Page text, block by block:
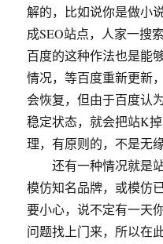
解的，比如说你是做小
成SEO站点，人家一搜
百度的这种作法也是能
情况，等百度重新更新
会恢复，但由于百度认
稳定状态，就会把站K
理，有原则的，不是无
还有一种情况就是站
模仿知名品牌，或模仿
要小心，说不定有一天
问题找上门来，所以在